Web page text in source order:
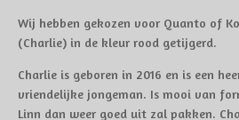
Wij hebben gekozen voor Quanto of
(Charlie) in de kleur rood getijgerd.
Charlie is geboren in 2016 en is een
vriendelijke jongeman. Is mooi van
Linn dan weer goed uit zal pakken.